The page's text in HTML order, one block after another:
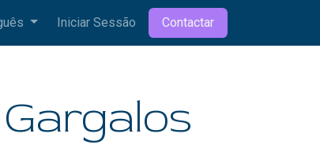
Iniciar Sessão Contactar